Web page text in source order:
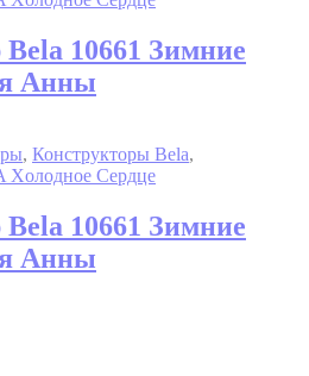
10661 Зимние
Анны
, Конструкторы Bela,
Xолодное Cердце
10661 Зимние
Анны